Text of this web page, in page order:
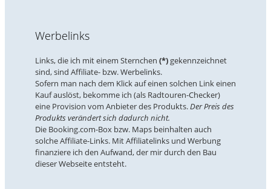
Werbelinks
Links, die ich mit einem Sternchen (*)gekennzeichnet
sind, sind Affiliate- bzw. Werbelinks.
Sofern man nach dem Klick auf einen solchen Link einen
Kauf auslöst, bekomme ich (als Radtouren-Checker)
eine Provision vom Anbieter des Produkts.Der Preis des
Produkts verändert sich dadurch nicht.
Die Booking.com-Box bzw. Maps beinhalten auch
solche Affiliate-Links. Mit Affiliatelinks und Werbung
finanziere ich den Aufwand, der mir durch den Bau
dieser Webseite entsteht.